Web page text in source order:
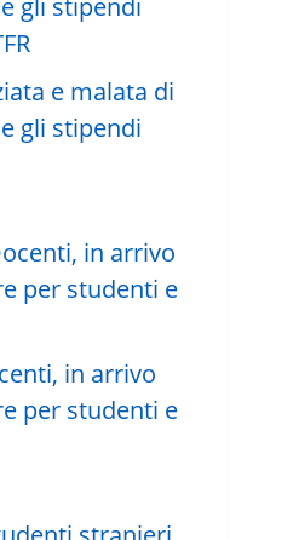
e malata di
gli stipendi
in arrivo
per studenti e